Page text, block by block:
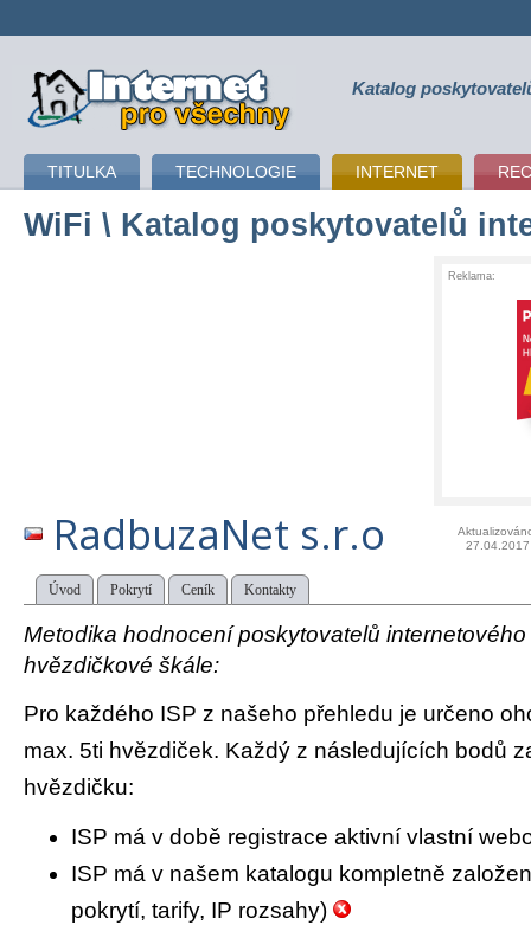
připojení k internetu Katalog
TITULKA TECHNOLOGIE INTERNET
WiFi \ Katalog poskytovatelů
Reklama:
RadbuzaNet s.r.o
27.04.2017
Úvod Pokrytí Ceník Kontakty
Metodika hodnocení poskytovatelů
hvězdičkové škále:
Pro každého ISP z našeho přehledu je určeno
max. 5ti hvězdiček. Každý z následujících bodů
hvězdičku:
ISP má v době registrace aktivní vlastní
ISP má v našem katalogu kompletně
pokrytí, tarify, IP rozsahy)